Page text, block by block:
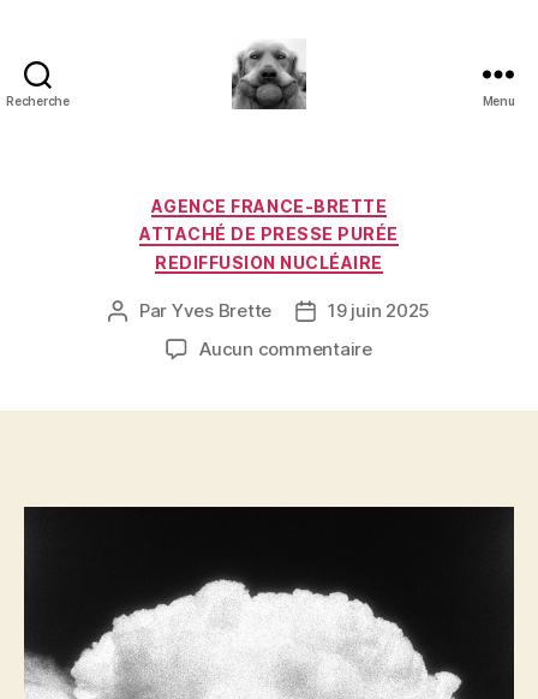
Recherche
paradoxe
en
fleur
Menu
Catégories
AGENCE FRANCE-BRETTE
ATTACHÉ DE PRESSE PURÉE
REDIFFUSION NUCLÉAIRE
Auteur
l’article
Par Yves Brette
Date19 juin 2025
Aucun commentairesur